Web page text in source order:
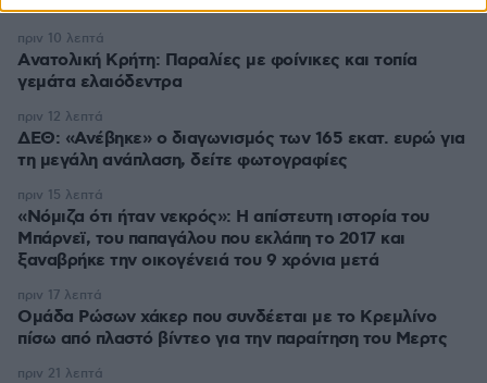
Aνατολική Κρήτη: Παραλίες με φοίνικες και τοπία
γεμάτα ελαιόδεντρα
πριν 10 λεπτά
ΔΕΘ: «Ανέβηκε» ο διαγωνισμός των 165 εκατ. ευρώ για
τη μεγάλη ανάπλαση, δείτε φωτογραφίες
πριν 12 λεπτά
«Νόμιζα ότι ήταν νεκρός»: Η απίστευτη ιστορία του
Μπάρνεϊ, του παπαγάλου που εκλάπη το 2017 και
ξαναβρήκε την οικογένειά του 9 χρόνια μετά
πριν 15 λεπτά
Ομάδα Ρώσων χάκερ που συνδέεται με το Κρεμλίνο
πίσω από πλαστό βίντεο για την παραίτηση του Μερτς
πριν 17 λεπτά
πριν 21 λεπτά